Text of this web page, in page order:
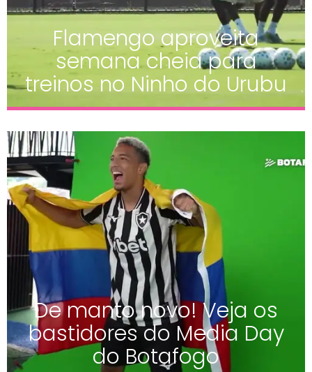
Flamengo aproveita
semana cheia para
treinos no Ninho do Urubu
De manto novo! Veja os
bastidores do Media Day
do Botafogo